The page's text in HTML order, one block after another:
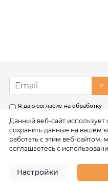
>
Я даю согласие на обработку
соответствии с условиями
Политики обработки
персональных данных
Данный веб-сайт
сохранить данные на вашем
работать с этим веб-сайтом,
соглашаетесь с
Настройки